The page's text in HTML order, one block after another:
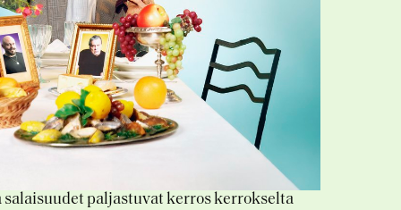
salaisuudet paljastuvat kerros kerrokselta